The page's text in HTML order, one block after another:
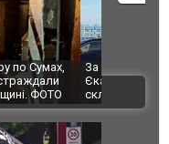
з Україною: в
загорівся
"Мої